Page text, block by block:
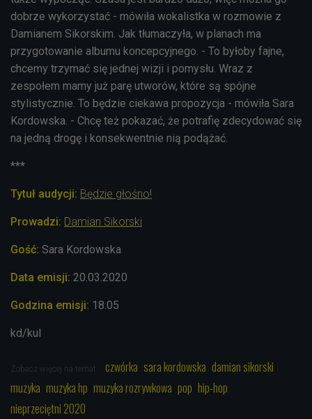
dobrze wykorzystać - mówiła wokalistka w rozmowie z
Damianem Sikorskim. Jak tłumaczyła, w planach ma
przygotowanie albumu koncepcyjnego. - To byłoby fajne,
chcemy trzymać się jednej wizji i pomysłu. Wraz z
zespołem mamy już parę utworów, które są spójne
stylistycznie. To będzie ciekawa propozycja - mówiła Sara
Kordowska. - Chcę też pokazać, że potrafię zdecydować się
na jedną drogę i konsekwentnie nią podążać.
***
Tytuł audycji: Będzie głośno!
Prowadzi: Damian Sikorski
Gość: Sara Kordowska
Data emisji: 20.03.2020
Godzina emisji: 18.05
kd/kul
Zobacz więcej na temat: czwórka sara kordowska damian sikorski
muzyka muzyka hp muzyka rozrywkowa pop hip-hop
nieprzeciętni 2020